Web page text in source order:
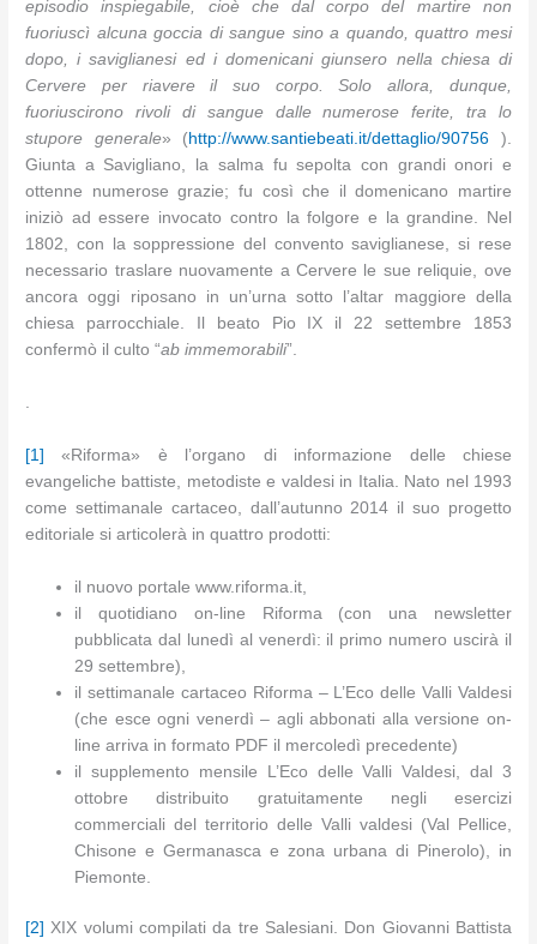
episodio inspiegabile, cioè che dal corpo del martire non
fuoriuscì alcuna goccia di sangue sino a quando, quattro mesi
dopo, i saviglianesi ed i domenicani giunsero nella chiesa di
Cervere per riavere il suo corpo. Solo allora, dunque,
fuoriuscirono rivoli di sangue dalle numerose ferite, tra lo
stupore generale» (http://www.santiebeati.it/dettaglio/90756 ).
Giunta a Savigliano, la salma fu sepolta con grandi onori e
ottenne numerose grazie; fu così che il domenicano martire
iniziò ad essere invocato contro la folgore e la grandine. Nel
1802, con la soppressione del convento saviglianese, si rese
necessario traslare nuovamente a Cervere le sue reliquie, ove
ancora oggi riposano in un’urna sotto l’altar maggiore della
chiesa parrocchiale. Il beato Pio IX il 22 settembre 1853
confermò il culto “ab immemorabili”.
.
[1]
«Riforma» è l’organo di informazione delle chiese
evangeliche battiste, metodiste e valdesi in Italia. Nato nel 1993
come settimanale cartaceo, dall’autunno 2014 il suo progetto
editoriale si articolerà in quattro prodotti:
il nuovo portale www.riforma.it,
il quotidiano on-line Riforma (con una newsletter
pubblicata dal lunedì al venerdì: il primo numero uscirà il
29 settembre),
il settimanale cartaceo Riforma – L’Eco delle Valli Valdesi
(che esce ogni venerdì – agli abbonati alla versione on-
line arriva in formato PDF il mercoledì precedente)
il supplemento mensile L’Eco delle Valli Valdesi, dal 3
ottobre distribuito gratuitamente negli esercizi
commerciali del territorio delle Valli valdesi (Val Pellice,
Chisone e Germanasca e zona urbana di Pinerolo), in
Piemonte.
[2] XIX volumi compilati da tre Salesiani. Don Giovanni Battista